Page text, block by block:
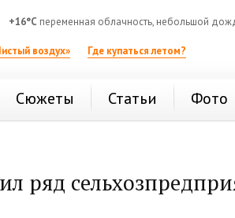
+16°C переменная облачность, небольшой
воздух» Где купаться летом?
Сюжеты Статьи Фото
ряд